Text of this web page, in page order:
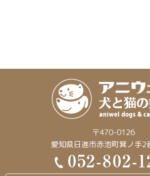
〒470-0126
愛知県日進市赤池町箕ノ手2